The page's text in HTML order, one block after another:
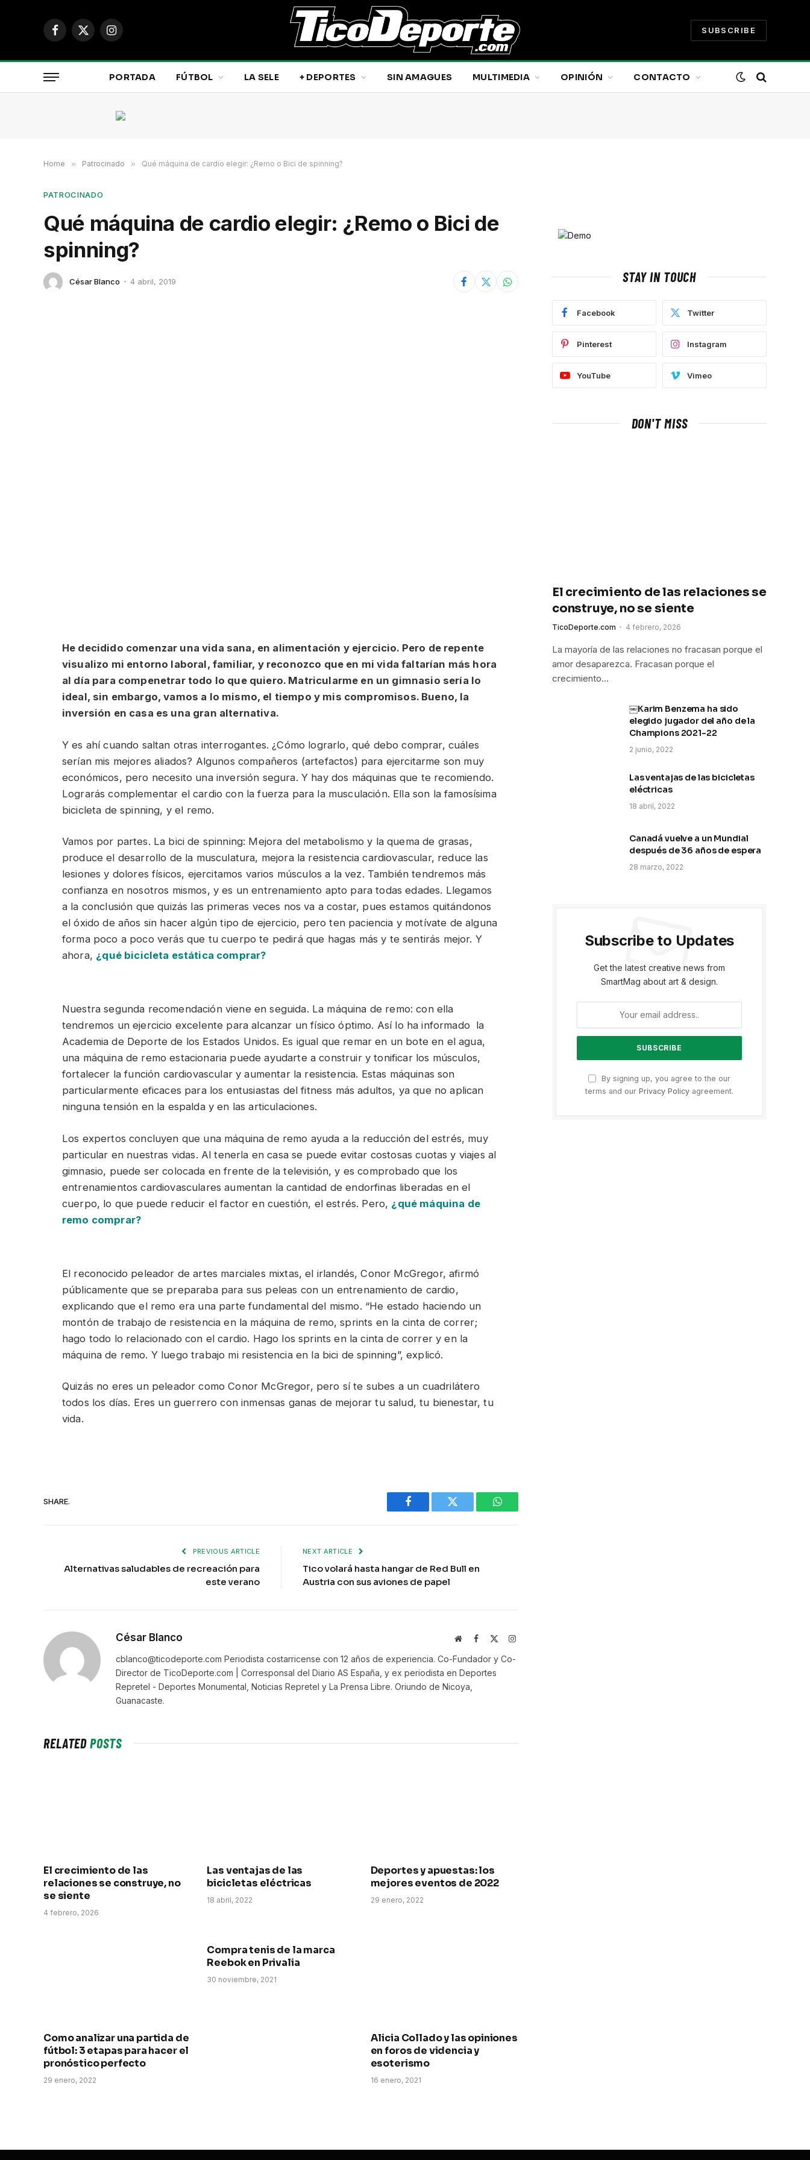
Facebook
X
Instagram
SUBSCRIBE
PORTADA FÚTBOL LA SELE + DEPORTES SIN AMAGUES MULTIMEDIA OPINIÓN CONTACTO
Home » Patrocinado » Qué máquina de cardio elegir: ¿Remo o Bici de spinning?
PATROCINADO
Qué máquina de cardio elegir: ¿Remo o Bici de
spinning?
César Blanco 4 abril, 2019
He decidido comenzar una vida sana, en alimentación y ejercicio. Pero de repente
visualizo mi entorno laboral, familiar, y reconozco que en mi vida faltarían más hora
al día para compenetrar todo lo que quiero. Matricularme en un gimnasio sería lo
ideal, sin embargo, vamos a lo mismo, el tiempo y mis compromisos. Bueno, la
inversión en casa es una gran alternativa.
Y es ahí cuando saltan otras interrogantes. ¿Cómo lograrlo, qué debo comprar, cuáles
serían mis mejores aliados? Algunos compañeros (artefactos) para ejercitarme son muy
económicos, pero necesito una inversión segura. Y hay dos máquinas que te recomiendo.
Lograrás complementar el cardio con la fuerza para la musculación. Ella son la famosísima
bicicleta de spinning, y el remo.
Vamos por partes. La bici de spinning: Mejora del metabolismo y la quema de grasas,
produce el desarrollo de la musculatura, mejora la resistencia cardiovascular, reduce las
lesiones y dolores físicos, ejercitamos varios músculos a la vez. También tendremos más
confianza en nosotros mismos, y es un entrenamiento apto para todas edades. Llegamos
a la conclusión que quizás las primeras veces nos va a costar, pues estamos quitándonos
el óxido de años sin hacer algún tipo de ejercicio, pero ten paciencia y motívate de alguna
forma poco a poco verás que tu cuerpo te pedirá que hagas más y te sentirás mejor. Y
ahora, ¿qué bicicleta estática comprar?
Nuestra segunda recomendación viene en seguida. La máquina de remo: con ella
tendremos un ejercicio excelente para alcanzar un físico óptimo. Así lo ha informado la
Academia de Deporte de los Estados Unidos. Es igual que remar en un bote en el agua,
una máquina de remo estacionaria puede ayudarte a construir y tonificar los músculos,
fortalecer la función cardiovascular y aumentar la resistencia. Estas máquinas son
particularmente eficaces para los entusiastas del fitness más adultos, ya que no aplican
ninguna tensión en la espalda y en las articulaciones.
Los expertos concluyen que una máquina de remo ayuda a la reducción del estrés, muy
particular en nuestras vidas. Al tenerla en casa se puede evitar costosas cuotas y viajes al
gimnasio, puede ser colocada en frente de la televisión, y es comprobado que los
entrenamientos cardiovasculares aumentan la cantidad de endorfinas liberadas en el
cuerpo, lo que puede reducir el factor en cuestión, el estrés. Pero, ¿qué máquina de
remo comprar?
El reconocido peleador de artes marciales mixtas, el irlandés, Conor McGregor, afirmó
públicamente que se preparaba para sus peleas con un entrenamiento de cardio,
explicando que el remo era una parte fundamental del mismo. “He estado haciendo un
montón de trabajo de resistencia en la máquina de remo, sprints en la cinta de correr;
hago todo lo relacionado con el cardio. Hago los sprints en la cinta de correr y en la
máquina de remo. Y luego trabajo mi resistencia en la bici de spinning”, explicó.
Quizás no eres un peleador como Conor McGregor, pero sí te subes a un cuadrilátero
todos los días. Eres un guerrero con inmensas ganas de mejorar tu salud, tu bienestar, tu
vida.
SHARE.
Facebook Twitter WhatsApp
PREVIOUS ARTICLE
Alternativas saludables de recreación para
este verano
NEXT ARTICLE
Tico volará hasta hangar de Red Bull en
Austria con sus aviones de papel
César Blanco WebsiteFacebook Instagram
cblanco@ticodeporte.com Periodista costarricense con 12 años de experiencia. Co-Fundador y Co-
Director de TicoDeporte.com | Corresponsal del Diario AS España, y ex periodista en Deportes
Repretel - Deportes Monumental, Noticias Repretel y La Prensa Libre. Oriundo de Nicoya,
Guanacaste.
RELATEDPOSTS
El crecimiento de las
relaciones se construye, no
se siente
4 febrero, 2026
Las ventajas de las
bicicletas eléctricas
18 abril, 2022
Deportes y apuestas: los
mejores eventos de 2022
29 enero, 2022
Como analizar una partida de
fútbol: 3 etapas para hacer el
pronóstico perfecto
29 enero, 2022
Compra tenis de la marca
Reebok en Privalia
30 noviembre, 2021
Alicia Collado y las opiniones
en foros de videncia y
esoterismo
16 enero, 2021
STAY IN TOUCH
Facebook Twitter
Pinterest Instagram
YouTube Vimeo
DON'T MISS
El crecimiento de las relaciones se
construye, no se siente
TicoDeporte.com 4 febrero, 2026
La mayoría de las relaciones no fracasan porque el
amor desaparezca. Fracasan porque el
crecimiento…
￼Karim Benzema ha sido
elegido jugador del año de la
Champions 2021-22
2 junio, 2022
Las ventajas de las bicicletas
eléctricas
18 abril, 2022
Canadá vuelve a un Mundial
después de 36 años de espera
28 marzo, 2022
Subscribe to Updates
Get the latest creative news from
SmartMag about art & design.
By signing up, you agree to the our
terms and our Privacy Policy agreement.